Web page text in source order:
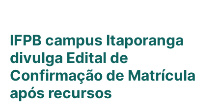
IFPB campus Itaporanga
divulga Edital de
Confirmação de Matrícula
após recursos